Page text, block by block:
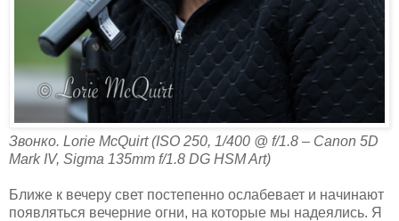
Звонко. Lorie McQuirt (ISO 250, 1/400 @ f/1.8 – Canon 5D
Mark IV, Sigma 135mm f/1.8 DG HSM Art)
Ближе к вечеру свет постепенно ослабевает и начинают
появляться вечерние огни, на которые мы надеялись. Я